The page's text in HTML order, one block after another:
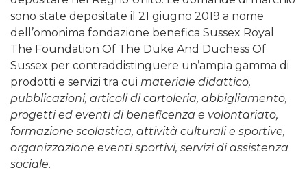
sono state depositate il 21 giugno 2019 a nome
dell’omonima fondazione benefica Sussex Royal
The Foundation Of The Duke And Duchess Of
Sussex per contraddistinguere un’ampia gamma di
prodotti e servizi tra cui materiale didattico,
pubblicazioni, articoli di cartoleria, abbigliamento,
progetti ed eventi di beneficenza e volontariato,
formazione scolastica, attività culturali e sportive,
organizzazione eventi sportivi, servizi di assistenza
sociale.